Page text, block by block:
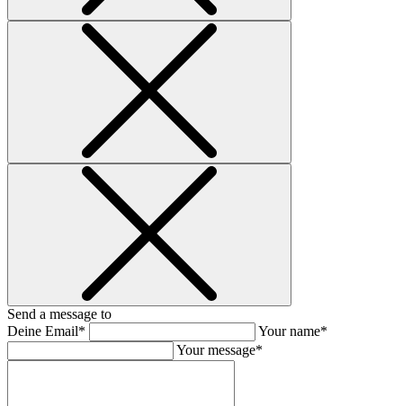
Send a message to
Deine Email*
Your name*
Your message*